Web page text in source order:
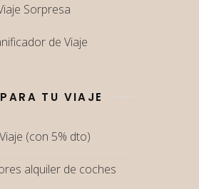
Sorpresa
de Viaje
TU VIAJE
(con 5% dto)
alquiler de coches